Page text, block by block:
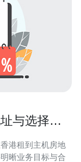
与选择机
港租到主机房地
晰业务目标与合